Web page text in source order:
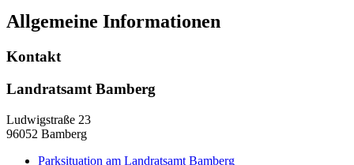
Allgemeine Informationen
Kontakt
Landratsamt Bamberg
Ludwigstraße 23
96052 Bamberg
Parksituation am Landratsamt Bamberg